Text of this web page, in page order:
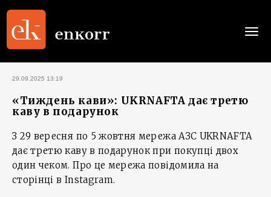
29.09.2025 13:19
«Тиждень кави»: UKRNAFTA дає третю
каву в подарунок
З 29 вересня по 5 жовтня мережа АЗС UKRNAFTA
дає третю каву в подарунок при покупці двох
один чеком. Про це мережа повідомила на
сторінці в Instagram.